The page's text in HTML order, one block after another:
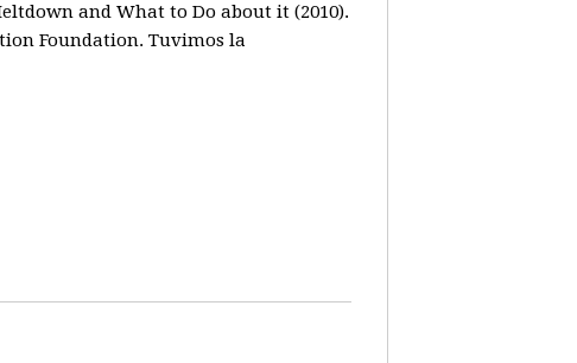
and What to Do about it (2010).
Foundation. Tuvimos la